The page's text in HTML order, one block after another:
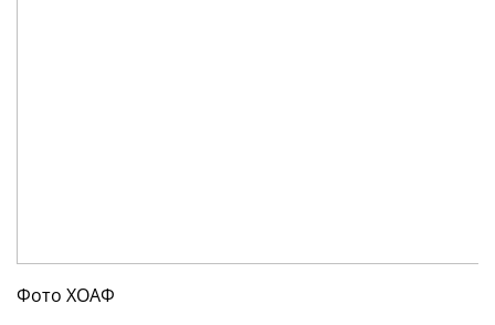
Фото ХОАФ